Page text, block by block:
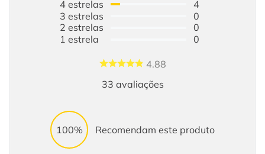
4 estrelas
3 estrelas
2 estrelas
1 estrela
4
0
0
0
4.88
33 avaliações
100% Recomendam este produto